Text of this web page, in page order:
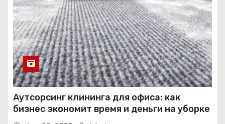
Аутсорсинг клининга для офиса: как
бизнес экономит время и деньги на уборке